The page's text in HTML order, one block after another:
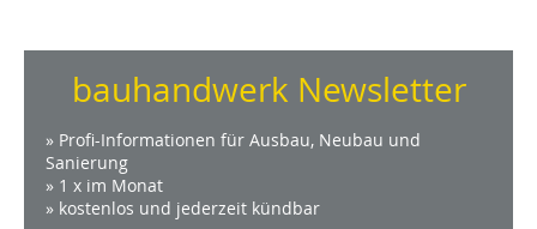
bauhandwerk Newsletter
» Profi-Informationen für Ausbau, Neubau und
Sanierung
» 1 x im Monat
» kostenlos und jederzeit kündbar